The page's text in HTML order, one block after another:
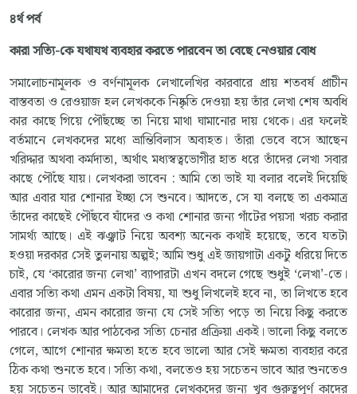
৪র্থ পর্ব
কারা সত্যি-কে যথাযথ ব্যবহার করতে পারবেন তা বেছে নেওয়ার বোধ
সমালোচনামূলক ও বর্ণনামূলক লেখালেখির কারবারে প্রায় শতবর্ষ প্রাচীন
বাস্তবতা ও রেওয়াজ হল লেখককে নিষ্কৃতি দেওয়া হয় তাঁর লেখা শেষ অবধি
কার কাছে গিয়ে পৌঁছচ্ছে তা নিয়ে মাথা ঘামানোর দায় থেকে। এর ফলেই
বর্তমানে লেখকদের মধ্যে ভ্রান্তিবিলাস অব্যহত। তাঁরা ভেবে বসে আছেন
খরিদ্দার অথবা কর্মদাতা, অর্থাৎ মধ্যস্বত্বভোগীর হাত ধরে তাঁদের লেখা সবার
কাছে পৌঁছে যায়। লেখকরা ভাবেন : আমি তো ভাই যা বলার বলেই দিয়েছি
আর এবার যার শোনার ইচ্ছা সে শুনবে। আদতে, সে যা বলছে তা একমাত্র
তাঁদের কাছেই পৌঁছবে যাঁদের ও কথা শোনার জন্য গাঁটের পয়সা খরচ করার
সামর্থ্য আছে। এই ঝঞ্ঝাট নিয়ে অবশ্য অনেক কথাই হয়েছে, তবে যতটা
হওয়া দরকার সেই তুলনায় অল্পই; আমি শুধু এই জায়গাটা একটু ধরিয়ে দিতে
চাই, যে ‘কারোর জন্য লেখা’ ব্যাপারটা এখন বদলে গেছে শুধুই ‘লেখা’-তে।
এবার সত্যি কথা এমন একটা বিষয়, যা শুধু লিখলেই হবে না, তা লিখতে হবে
কারোর জন্য, এমন কারোর জন্য যে সেই সত্যি পড়ে তা নিয়ে কিছু করতে
পারবে। লেখক আর পাঠকের সত্যি চেনার প্রক্রিয়া একই। ভালো কিছু বলতে
গেলে, আগে শোনার ক্ষমতা হতে হবে ভালো আর সেই ক্ষমতা ব্যবহার করে
ঠিক কথা শুনতে হবে। সত্যি কথা, বলতেও হয় সচেতন ভাবে আর শুনতেও
হয় সচেতন ভাবেই। আর আমাদের লেখকদের জন্য খুব গুরুত্বপূর্ণ কাদের